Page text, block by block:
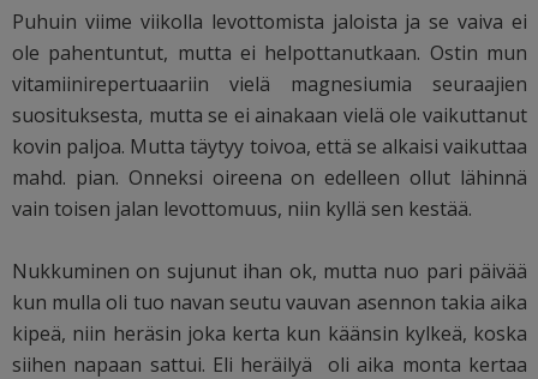
Puhuin viime viikolla levottomista jaloista ja se vaiva ei
ole pahentuntut, mutta ei helpottanutkaan. Ostin mun
vitamiinirepertuaariin vielä magnesiumia seuraajien
suosituksesta, mutta se ei ainakaan vielä ole vaikuttanut
kovin paljoa. Mutta täytyy toivoa, että se alkaisi vaikuttaa
mahd. pian. Onneksi oireena on edelleen ollut lähinnä
vain toisen jalan levottomuus, niin kyllä sen kestää.
Nukkuminen on sujunut ihan ok, mutta nuo pari päivää
kun mulla oli tuo navan seutu vauvan asennon takia aika
kipeä, niin heräsin joka kerta kun käänsin kylkeä, koska
siihen napaan sattui. Eli heräilyä oli aika monta kertaa